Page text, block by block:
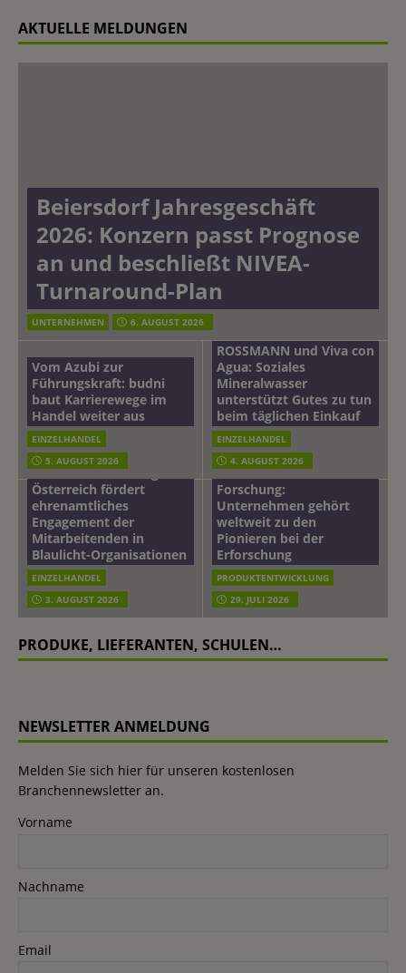
AKTUELLE MELDUNGEN
Beiersdorf Jahresgeschäft
2026: Konzern passt Prognose
an und beschließt NIVEA-
Turnaround-Plan
UNTERNEHMEN 6. AUGUST 2026
Vom Azubi zur
Führungskraft: budni
baut Karrierewege im
Handel weiter aus
EINZELHANDEL
5. AUGUST 2026
ROSSMANN und Viva con
Agua: Soziales
Mineralwasser
unterstützt Gutes zu tun
beim täglichen Einkauf
EINZELHANDEL
4. AUGUST 2026
mehr vom leben tag: dm
Österreich fördert
ehrenamtliches
Engagement der
Mitarbeitenden in
Blaulicht-Organisationen
EINZELHANDEL
3. AUGUST 2026
Beiersdorf
Hautmikrobiom-
Forschung:
Unternehmen gehört
weltweit zu den
Pionieren bei der
Erforschung
PRODUKTENTWICKLUNG
29. JULI 2026
PRODUKE, LIEFERANTEN, SCHULEN…
NEWSLETTER ANMELDUNG
Melden Sie sich hier für unseren kostenlosen
Branchennewsletter an.
Vorname
Nachname
Email